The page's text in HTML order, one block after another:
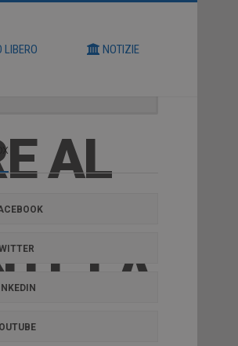
LIBERO NOTIZIE
AL
LA